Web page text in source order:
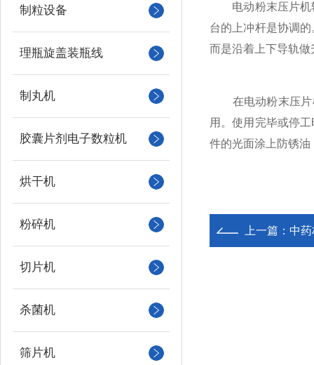
制粒设备
理瓶旋盖装瓶线
制丸机
胶囊片剂电子数粒机
烘干机
粉碎机
切片机
杀菌机
筛片机
电动粉末压片机转
台的上冲杆是协调
而是沿着上下导轨
在电动粉末压片机
用。使用完毕或停
件的光面涂上防锈
上一篇： 中